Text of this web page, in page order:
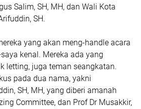
Salim, SH, MH, dan Wali Kota
SH.
yang akan meng-handle acara
kenal. Mereka ada yang
letting, juga teman seangkatan.
pada dua nama, yakni
SH, MH, yang diberi amanah
Committee, dan Prof Dr Musakkir,